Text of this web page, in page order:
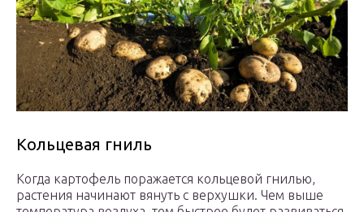
Кольцевая гниль
Когда картофель поражается кольцевой гнилью,
растения начинают вянуть с верхушки. Чем выше